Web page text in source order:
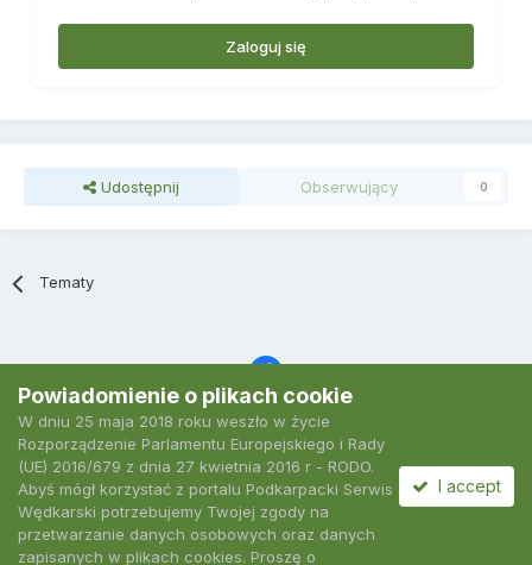
Zaloguj się
Udostępnij Obserwujący 0
Tematy
Język Polityka prywatności Kontakt
2007-2026 Podkarpacki Serwis Wędkarski
Powiadomienie o plikach cookie
W dniu 25 maja 2018 roku weszło w życie
Rozporządzenie Parlamentu Europejskiego i Rady
(UE) 2016/679 z dnia 27 kwietnia 2016 r - RODO.
Abyś mógł korzystać z portalu Podkarpacki Serwis
Wędkarski potrzebujemy Twojej zgody na
przetwarzanie danych osobowych oraz danych
zapisanych w plikach cookies. Proszę o
I accept